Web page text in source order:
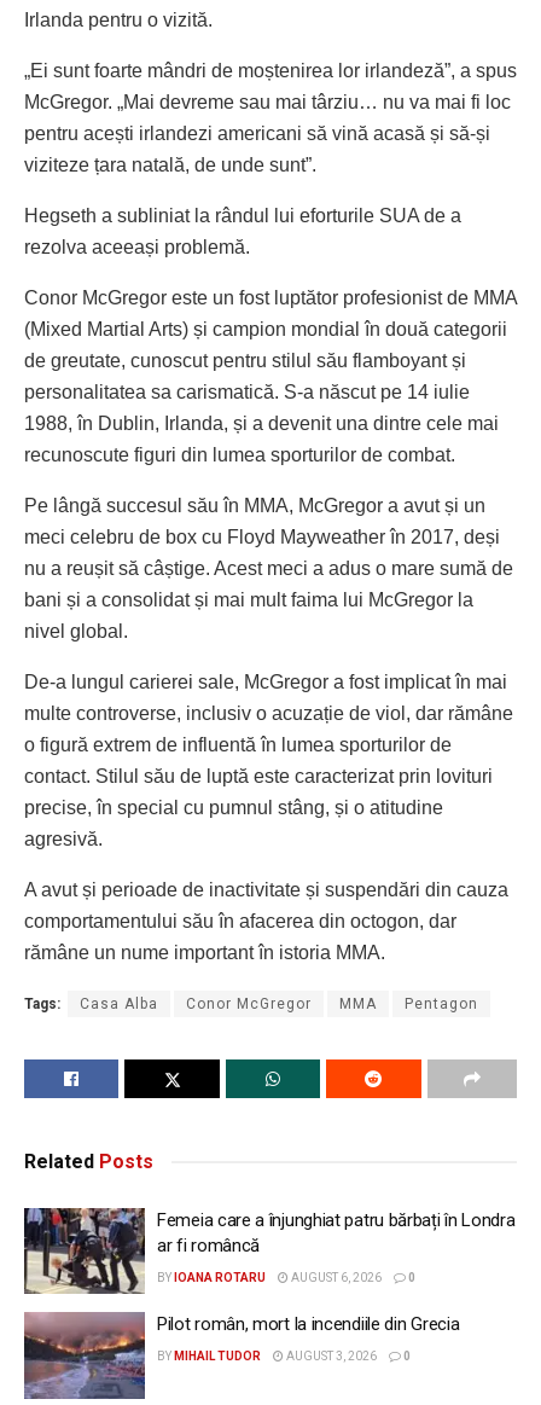
Irlanda pentru o vizită.
„Ei sunt foarte mândri de moștenirea lor irlandeză”, a spus
McGregor. „Mai devreme sau mai târziu… nu va mai fi loc
pentru acești irlandezi americani să vină acasă și să-și
viziteze țara natală, de unde sunt”.
Hegseth a subliniat la rândul lui eforturile SUA de a
rezolva aceeași problemă.
Conor McGregor este un fost luptător profesionist de MMA
(Mixed Martial Arts) și campion mondial în două categorii
de greutate, cunoscut pentru stilul său flamboyant și
personalitatea sa carismatică. S-a născut pe 14 iulie
1988, în Dublin, Irlanda, și a devenit una dintre cele mai
recunoscute figuri din lumea sporturilor de combat.
Pe lângă succesul său în MMA, McGregor a avut și un
meci celebru de box cu Floyd Mayweather în 2017, deși
nu a reușit să câștige. Acest meci a adus o mare sumă de
bani și a consolidat și mai mult faima lui McGregor la
nivel global.
De-a lungul carierei sale, McGregor a fost implicat în mai
multe controverse, inclusiv o acuzație de viol, dar rămâne
o figură extrem de influentă în lumea sporturilor de
contact. Stilul său de luptă este caracterizat prin lovituri
precise, în special cu pumnul stâng, și o atitudine
agresivă.
A avut și perioade de inactivitate și suspendări din cauza
comportamentului său în afacerea din octogon, dar
rămâne un nume important în istoria MMA.
Tags: Casa Alba Conor McGregor MMA Pentagon
Related Posts
Femeia care a înjunghiat patru bărbați în Londra
ar fi româncă
BY IOANA ROTARU AUGUST 6, 2026 0
Pilot român, mort la incendiile din Grecia
BY MIHAIL TUDOR AUGUST 3, 2026 0